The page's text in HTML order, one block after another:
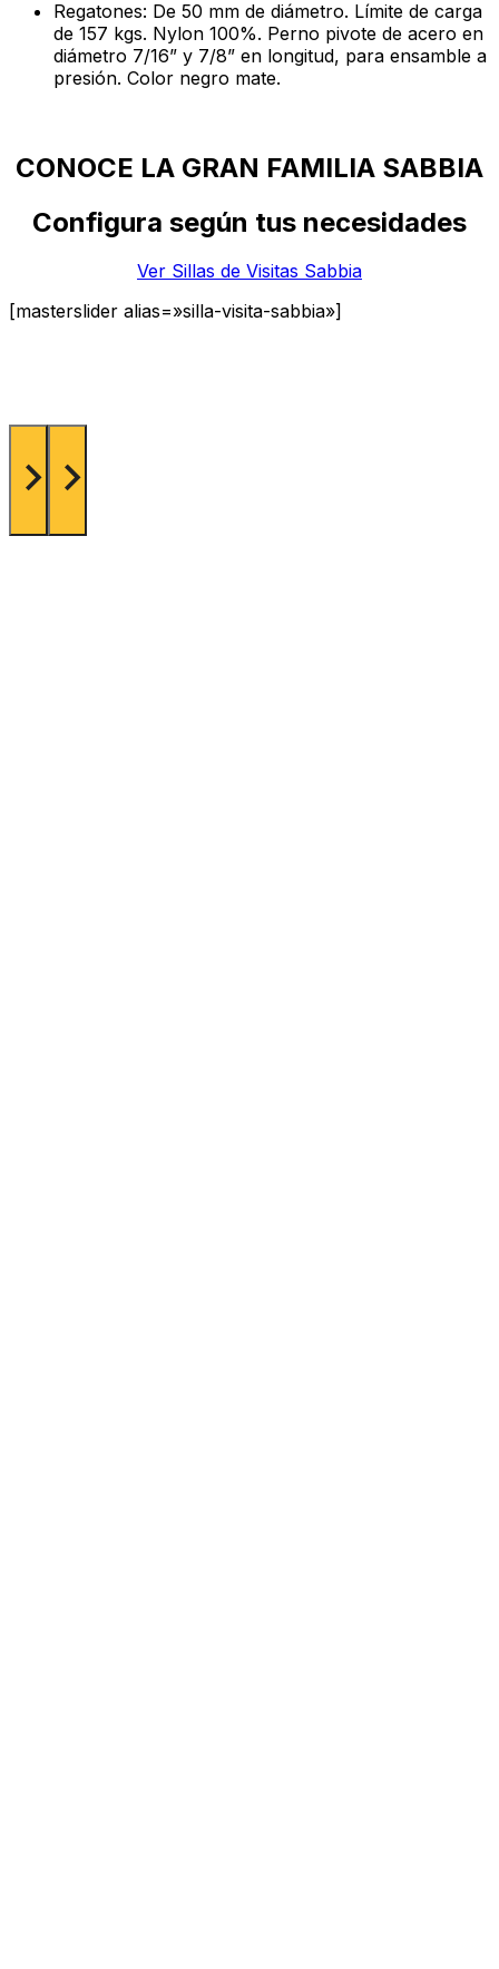
Regatones: De 50 mm de diámetro. Límite de carga
de 157 kgs. Nylon 100%. Perno pivote de acero en
diámetro 7/16” y 7/8” en longitud, para ensamble a
presión. Color negro mate.
CONOCE LA GRAN FAMILIA SABBIA
Configura según tus necesidades
Ver Sillas de Visitas Sabbia
[masterslider alias=»silla-visita-sabbia»]